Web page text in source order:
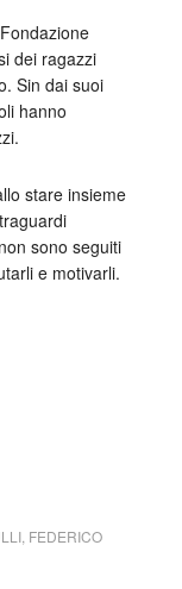
dei ragazzi
Sin dai suoi
hanno
stare insieme
sono seguiti
e motivarli.
, FEDERICO